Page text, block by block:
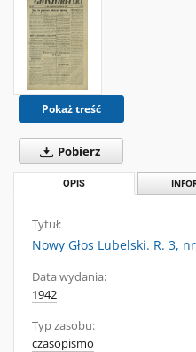
Pokaż treść
Pobierz
OPIS
Tytuł:
Nowy Głos Lubelski. R. 3,
Data wydania:
1942
Typ zasobu:
czasopismo